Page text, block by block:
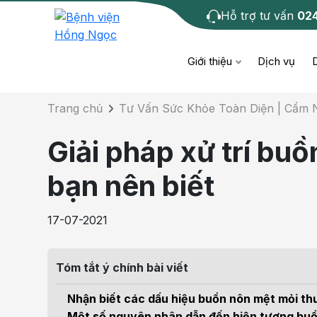
Hỗ trợ tư vấn
Giới thiệu Dịch vụ
Cơ xương khớp
Tầm soát ung thư
Điện quang can thiệp
Dược
Chi tiết bài tư
Trang chủ Tư Vấn Sức Khỏe Toàn Diện | Cẩm
Giải pháp xử trí
bạn nên biết
17-07-2021
Tóm tắt ý chính bài viết
Nhận biết các dấu hiệu buồn nôn mệt mỏi